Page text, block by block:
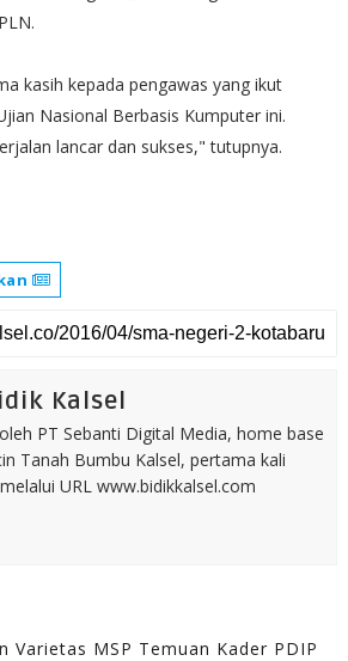
kasih kepada pengawas yang ikut
Nasional Berbasis Kumputer ini.
lancar dan sukses," tutupnya.
Kalsel
PT Sebanti Digital Media, home base
Tanah Bumbu Kalsel, pertama kali
URL www.bidikkalsel.com
Varietas MSP Temuan Kader PDIP